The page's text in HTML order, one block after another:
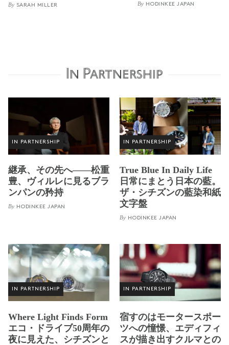
By SARAH MILLER By HODINKEE JAPAN
In Partnership
IN PARTNERSHIP
継承、その先へ——松重
豊、ヴィルレに見るブラ
ンパンの矜持
By HODINKEE JAPAN
IN PARTNERSHIP
True Blue In Daily Life
日常にまとう日本の藍。
ザ・シチズンの藍染和紙
文字盤
By HODINKEE JAPAN
IN PARTNERSHIP
Where Light Finds Form
エコ・ドライブ50周年の
夜に見えた、シチズンと
IN PARTNERSHIP
宿すのはモータースポー
ツへの憧憬、エディフィ
スが描き出すクルマとの